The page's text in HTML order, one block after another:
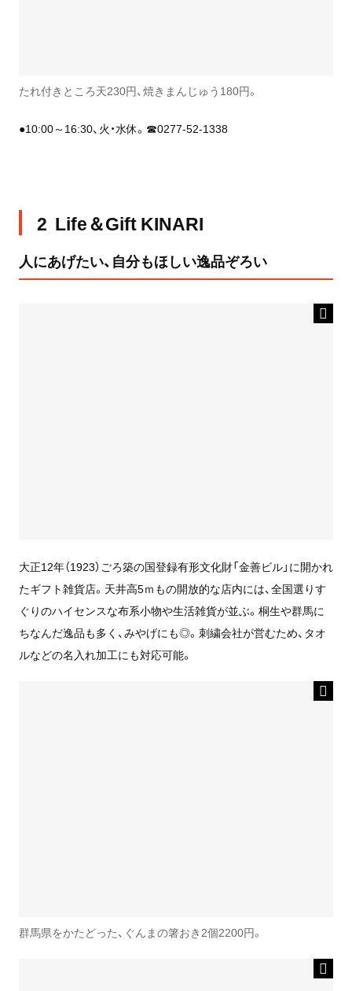
たれ付きところ天230円、焼きまんじゅう180円。
●10:00～16:30、火・水休。☎0277-52-1338
2 Life＆Gift KINARI
人にあげたい、自分もほしい逸品ぞろい
大正12年（1923）ごろ築の国登録有形文化財「金善ビル」に開かれ
たギフト雑貨店。天井高5ｍもの開放的な店内には、全国選りす
ぐりのハイセンスな布系小物や生活雑貨が並ぶ。桐生や群馬に
ちなんだ逸品も多く、みやげにも◎。刺繍会社が営むため、タオ
ルなどの名入れ加工にも対応可能。
群馬県をかたどった、ぐんまの箸おき2個2200円。